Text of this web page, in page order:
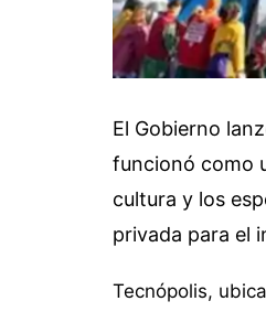
El Gobierno
funcionó como
cultura y los
privada para el
Tecnópolis,